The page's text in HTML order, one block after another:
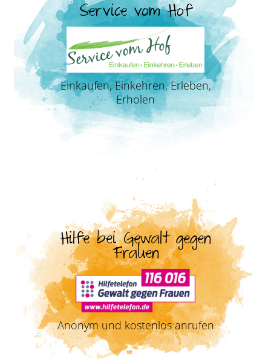
Service vom Hof
Einkaufen, Einkehren, Erleben,
Erholen
Hilfe bei Gewalt gegen
Frauen
Anonym und kostenlos anrufen